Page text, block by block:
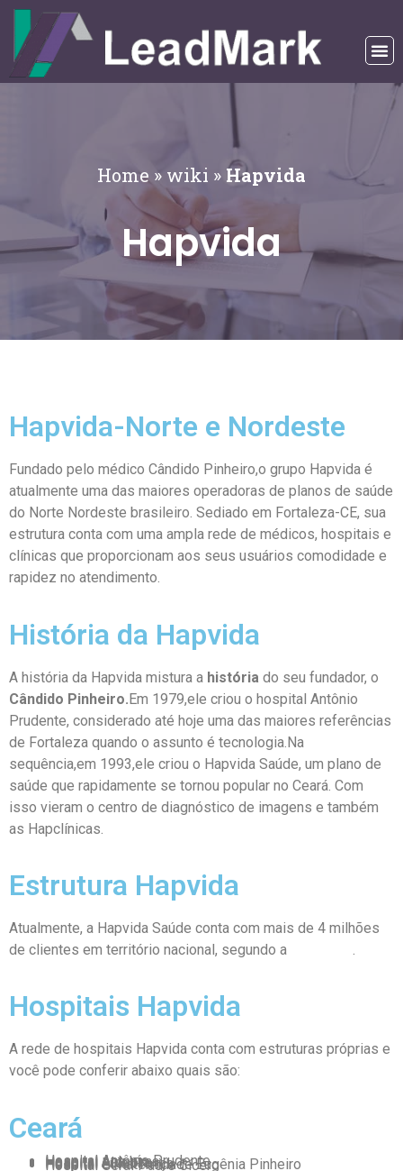
Home » wiki » Hapvida
Hapvida
Hapvida-Norte e Nordeste
Fundado pelo médico Cândido Pinheiro,o grupo Hapvida é
atualmente uma das maiores operadoras de planos de saúde
do Norte Nordeste brasileiro. Sediado em Fortaleza-CE, sua
estrutura conta com uma ampla rede de médicos, hospitais e
clínicas que proporcionam aos seus usuários comodidade e
rapidez no atendimento.
História da Hapvida
A história da Hapvida mistura a história do seu fundador, o
Cândido Pinheiro.Em 1979,ele criou o hospital Antônio
Prudente, considerado até hoje uma das maiores referências
de Fortaleza quando o assunto é tecnologia.Na
sequência,em 1993,ele criou o Hapvida Saúde, um plano de
saúde que rapidamente se tornou popular no Ceará. Com
isso vieram o centro de diagnóstico de imagens e também
as Hapclínicas.
Estrutura Hapvida
Atualmente, a Hapvida Saúde conta com mais de 4 milhões
de clientes em território nacional, segundo a
.
Hospitais Hapvida
A rede de hospitais Hapvida conta com estruturas próprias e
você pode conferir abaixo quais são:
Ceará
Hospital Antônio Prudente
Hospital Ana Lima
Hospital Aldeota
Hospital Luís França
Hospital e Maternidade Eugênia Pinheiro
Hospital Geral Padre Cícero